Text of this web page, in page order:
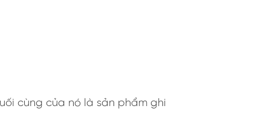
cùng của nó là sản phẩm ghi